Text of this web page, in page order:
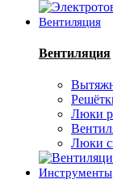
Вентиляция
Вентиляция
Люки
Люки
Инструменты